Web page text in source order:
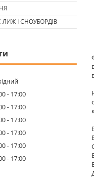
І СНОУБОРДІВ
17:00
17:00
17:00
17:00
17:00
17:00